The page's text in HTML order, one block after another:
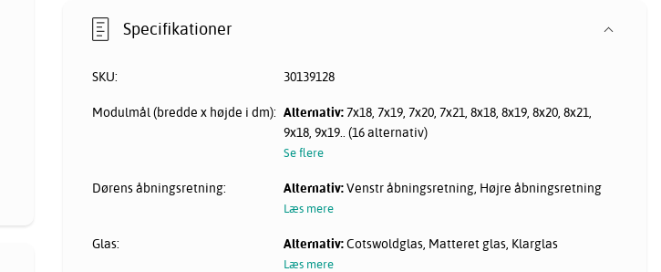
Specifikationer
SKU: 30139128
Modulmål (bredde x højde i dm): Alternativ:7x18, 7x19, 7x20, 7x21, 8x18, 8x19, 8x20, 8x21,
9x18, 9x19.. (16 alternativ)
Se flere
Dørens åbningsretning: Alternativ:Venstr åbningsretning, Højre åbningsretning
Læs mere
Glas: Alternativ:Cotswoldglas, Matteret glas, Klarglas
Læs mere